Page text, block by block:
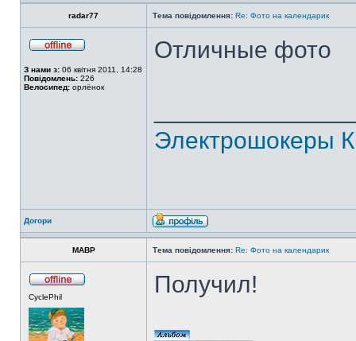
radar77 Тема повідомлення: Re: Фото на календарик
З нами з: 06 квітня 2011, 14:28
Повідомлень: 226
Велосипед: орлёнок
Отличные фото
Электрошокеры
Догори
MABP Тема повідомлення: Re: Фото на календарик
CyclePhil Получил!